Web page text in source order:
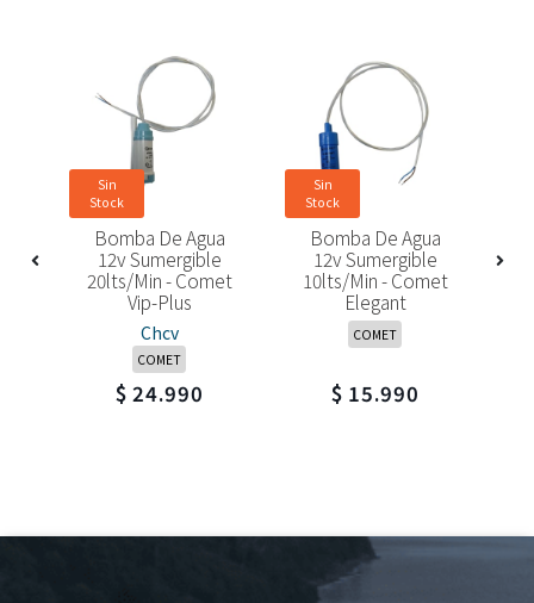
Sin
Stock
Bomba De Agua
12v Sumergible
20lts/min - Comet
Vip-Plus
Chcv
COMET
$ 24.990
Sin
Stock
Bomba De Agua
12v Sumergible
10lts/min - Comet
Elegant
COMET
$ 15.990